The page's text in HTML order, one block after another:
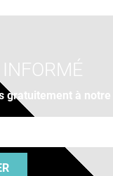
gratuitement à